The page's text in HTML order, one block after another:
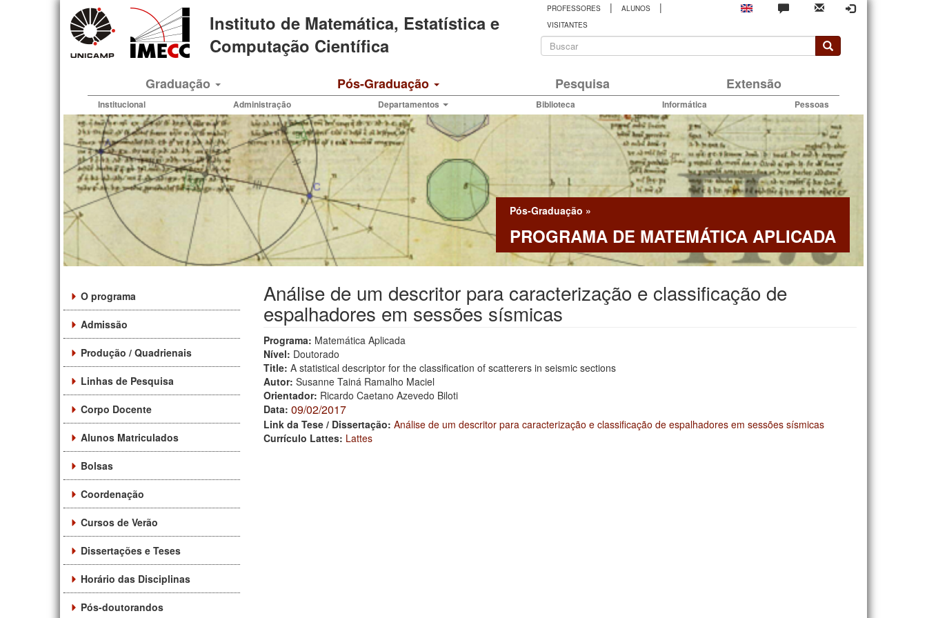
Instituto de Matemática, Estatística e
Computação Científica
PROFESSORES | ALUNOS |
VISITANTES
Formulário
busca
Graduação Pós-Graduação Pesquisa Extensão
Institucional Administração Departamentos Biblioteca Informática Pessoas
Pós-Graduação »
PROGRAMA DE MATEMÁTICA APLICADA
O programa
Admissão
Produção / Quadrienais
Linhas de Pesquisa
Corpo Docente
Alunos Matriculados
Bolsas
Coordenação
Cursos de Verão
Dissertações e Teses
Horário das Disciplinas
Pós-doutorandos
Análise de um descritor para caracterização e classificação de
espalhadores em sessões sísmicas
Programa: Matemática Aplicada
Nível: Doutorado
Title: A statistical descriptor for the classification of scatterers in seismic sections
Autor: Susanne Tainá Ramalho Maciel
Orientador: Ricardo Caetano Azevedo Biloti
Data: 09/02/2017
Link da Tese / Dissertação: Análise de um descritor para caracterização e classificação de espalhadores em sessões sísmicas
Currículo Lattes: Lattes